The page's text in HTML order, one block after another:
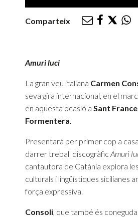
Comparteix
Amuri luci
La gran veu italiana Carmen
seva gira internacional, en el
en aquesta ocasió a Sant
Formentera
Presentarà per primer cop a
darrer treball discogràfic Amuri
cantautora de Catània explora
culturals i lingüístiques sicilianes
força expressiva.
Consoli , que també és